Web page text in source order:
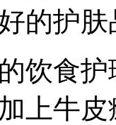
的护肤
饮食
上牛